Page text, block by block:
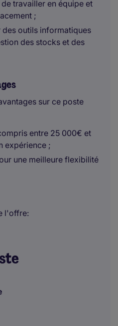
travailler en équipe et
;
des outils informatiques
des stocks et des
sur ce poste
entre 25 000€ et
expérience ;
une meilleure flexibilité
l'offre